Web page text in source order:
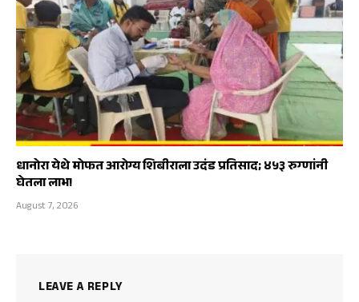
धानोरा येथे मोफत आरोग्य शिबीराला उदंड प्रतिसाद; ४५३ रुग्णांनी
घेतला लाभ!
August 7, 2026
LEAVE A REPLY